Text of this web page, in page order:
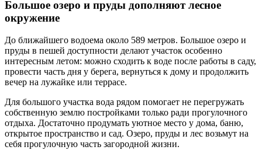
Большое озеро и пруды дополняют лесное
окружение
До ближайшего водоема около 589 метров. Большое озеро и
пруды в пешей доступности делают участок особенно
интересным летом: можно сходить к воде после работы в саду,
провести часть дня у берега, вернуться к дому и продолжить
вечер на лужайке или террасе.
Для большого участка вода рядом помогает не перегружать
собственную землю постройками только ради прогулочного
отдыха. Достаточно продумать уютное место у дома, баню,
открытое пространство и сад. Озеро, пруды и лес возьмут на
себя прогулочную часть загородной жизни.